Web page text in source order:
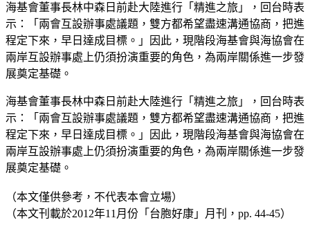
海基會董事長林中森日前赴大陸進行「精進之旅」，回台時表
示：「兩會互設辦事處議題，雙方都希望盡速溝通協商，把進
程定下來，早日達成目標。」因此，現階段海基會與海協會在
兩岸互設辦事處上仍須扮演重要的角色，為兩岸關係進一步發
展奠定基礎。
海基會董事長林中森日前赴大陸進行「精進之旅」，回台時表
示：「兩會互設辦事處議題，雙方都希望盡速溝通協商，把進
程定下來，早日達成目標。」因此，現階段海基會與海協會在
兩岸互設辦事處上仍須扮演重要的角色，為兩岸關係進一步發
展奠定基礎。
（本文僅供參考，不代表本會立場）
（本文刊載於2012年11月份「台胞好康」月刊，pp. 44-45）